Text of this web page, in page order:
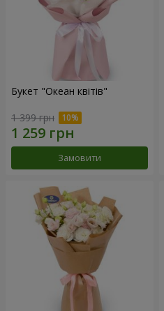
Букет "Океан квітів"
1 399 грн
Замовити